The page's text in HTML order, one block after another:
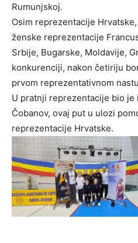
Rumunjskoj.
Osim reprezentacije
ženske reprezentacije
Srbije, Bugarske, Moldavije,
konkurenciji, nakon četiriju
prvom reprezentativnom
U pratnji reprezentacije bio je
Čobanov, ovaj put u ulozi
reprezentacije Hrvatske.